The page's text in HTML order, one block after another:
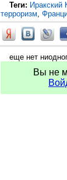
Теги: Иракский
терроризм,
еще нет
Вы не